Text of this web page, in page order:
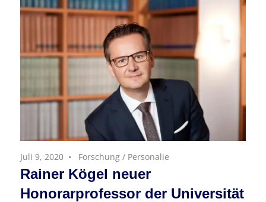
Juli 9, 2020 Forschung / Personalie
Rainer Kögel neuer
Honorarprofessor der Universität